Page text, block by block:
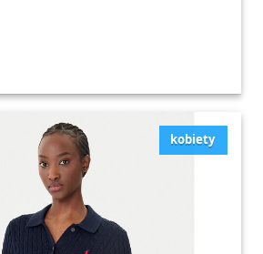
kobiety